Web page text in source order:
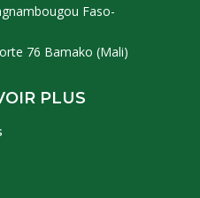
Faso-
76 Bamako (Mali)
PLUS